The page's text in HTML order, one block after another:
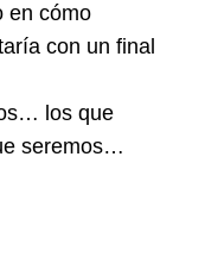
en cómo
con un final
los que
seremos…